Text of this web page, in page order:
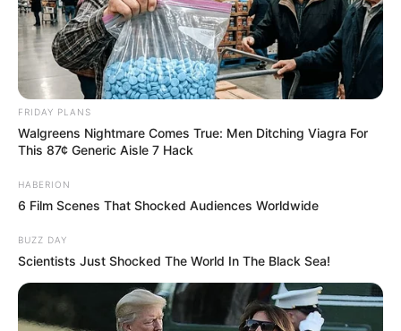
FRIDAY PLANS
Walgreens Nightmare Comes True: Men Ditching Viagra For
This 87¢ Generic Aisle 7 Hack
HABERION
6 Film Scenes That Shocked Audiences Worldwide
BUZZ DAY
Scientists Just Shocked The World In The Black Sea!